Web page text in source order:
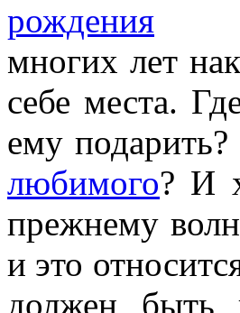
многих лет
себе места.
ему подарить?
любимого? И
прежнему
и это
должен